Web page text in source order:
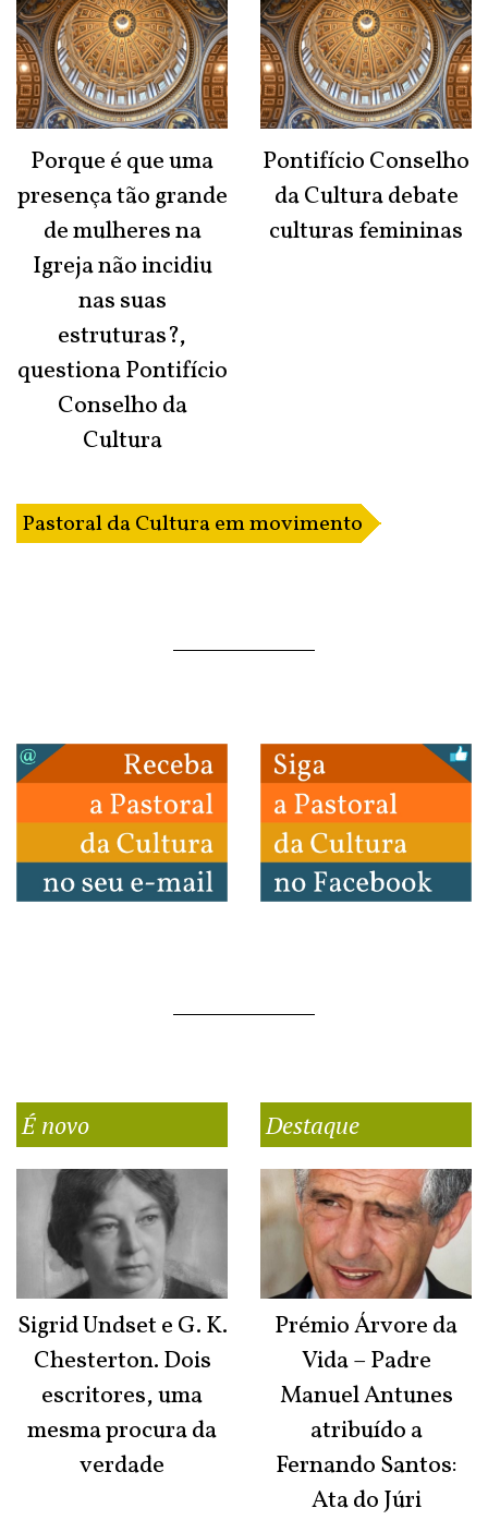
Porque é que uma
presença tão grande
de mulheres na
Igreja não incidiu
nas suas
estruturas?,
questiona Pontifício
Conselho da
Cultura
Pontifício Conselho
da Cultura debate
culturas femininas
Pastoral da Cultura em movimento
É novo
Sigrid Undset e G. K.
Chesterton. Dois
escritores, uma
mesma procura da
verdade
Destaque
Prémio Árvore da
Vida – Padre
Manuel Antunes
atribuído a
Fernando Santos:
Ata do Júri